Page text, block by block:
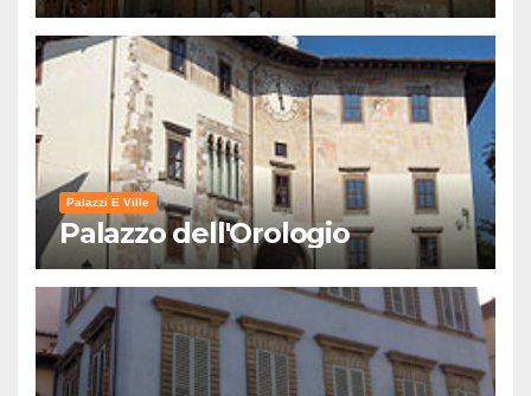
Palazzi E Ville
Palazzo dell'Orologio